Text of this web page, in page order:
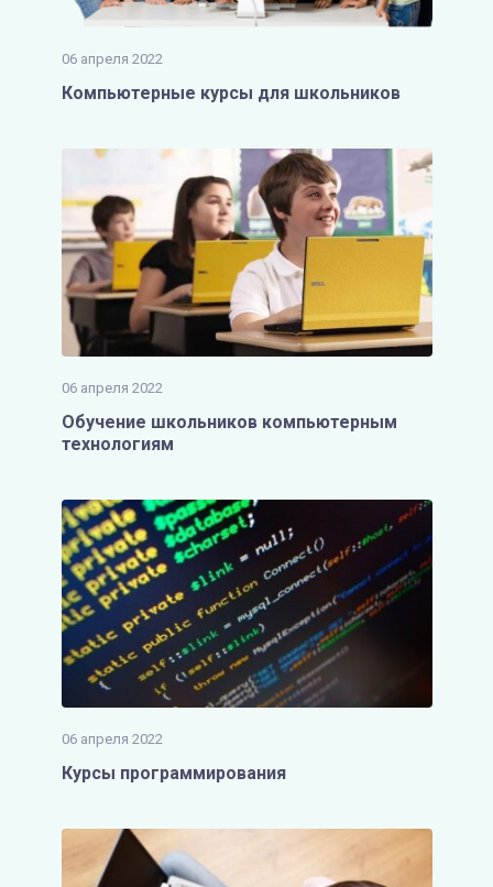
06 апреля 2022
Компьютерные курсы для школьников
06 апреля 2022
Обучение школьников компьютерным
технологиям
06 апреля 2022
Курсы программирования